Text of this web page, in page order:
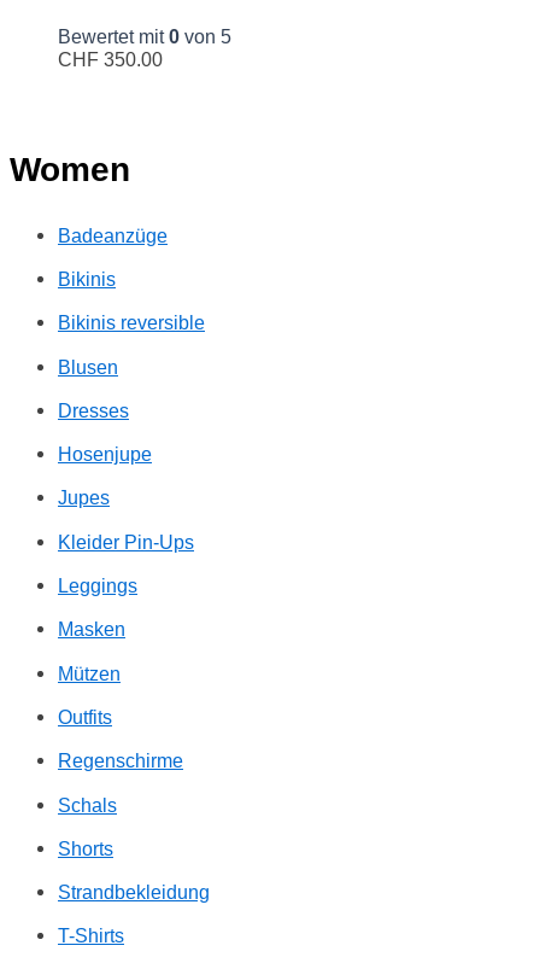
Women
Badeanzüge
Bikinis
Bikinis reversible
Blusen
Dresses
Hosenjupe
Jupes
Kleider Pin-Ups
Leggings
Masken
Mützen
Outfits
Regenschirme
Schals
Shorts
Strandbekleidung
T-Shirts
Bewertet mit0 von 5
CHF 350.00